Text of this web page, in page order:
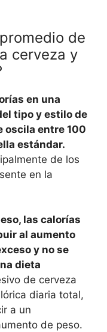
de
cerveza y
en una
tipo y estilo de
oscila entre 100
estándar.
de los
en la
las calorías
al aumento
y no se
dieta
de cerveza
diaria total,
a un
de peso.